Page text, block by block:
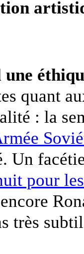
quant
: la
Un
pour
très